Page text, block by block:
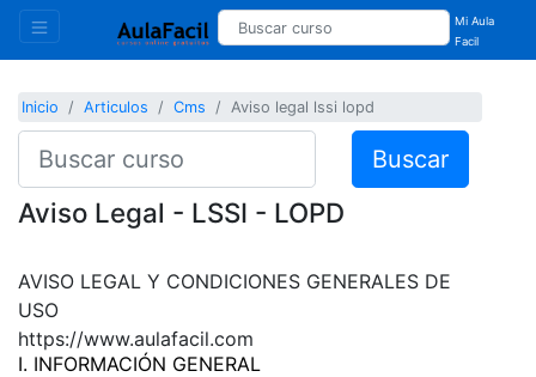
Mi Aula
Facil
Inicio Articulos Cms Aviso legal lssi lopd
Buscar
Aviso Legal - LSSI - LOPD
AVISO LEGAL Y CONDICIONES GENERALES DE
USO
https://www.aulafacil.com
I. INFORMACIÓN GENERAL